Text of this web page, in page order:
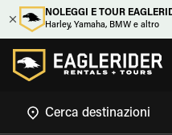
NOLEGGI E TOUR
Harley, Yamaha, BMW e altro